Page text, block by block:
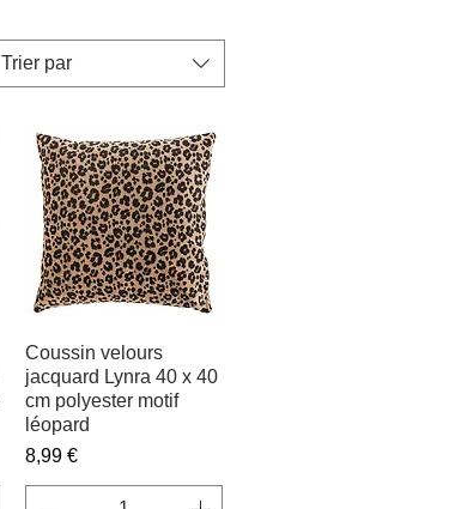
Trier par
Aperçu rapide
Coussin velours
jacquard Lynra 40 x 40
cm polyester motif
léopard
Prix
8,99 €